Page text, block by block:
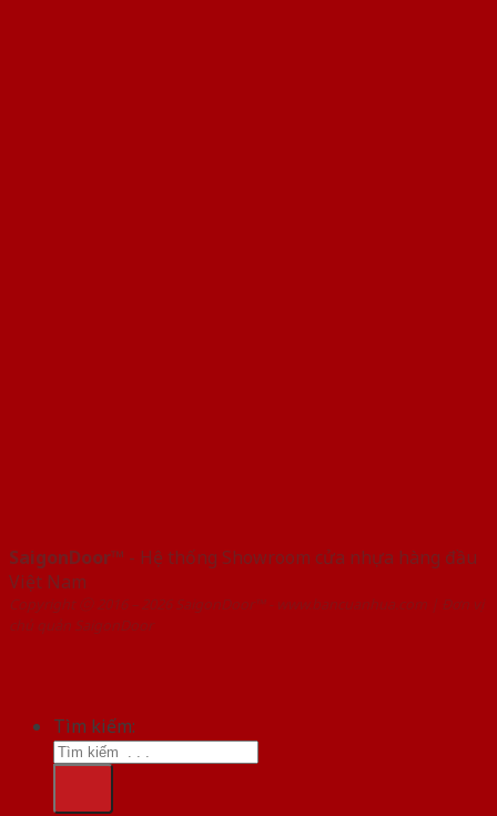
SaigonDoor™ - Hệ thống Showroom cửa nhựa hàng đầu
Việt Nam
Copyright ⓒ 2016 – 2026 SaigonDoor™ - www.bancuanhua.com | Đơn vị
chủ quản SaigonDoor
Tìm kiếm: